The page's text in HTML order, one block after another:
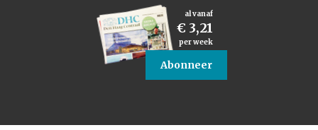
al vanaf
€ 3,21
per week
Abonneer